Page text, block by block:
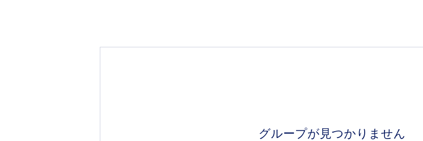
グループが見つかりません